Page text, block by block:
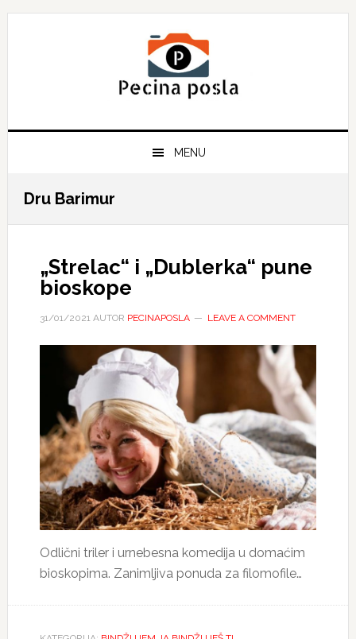
Skip
Skip
Skip
MENU
Dru Barimur
„Strelac“ i „Dublerka“ pune
bioskope
31/01/2021AUTOR PECINAPOSLA LEAVE A COMMENT
Odlični triler i urnebesna komedija u domaćim
bioskopima. Zanimljiva ponuda za filomofile…